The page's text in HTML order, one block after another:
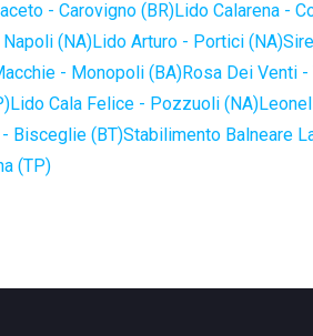
- Carovigno (BR)Lido Calarena -
(NA)Lido Arturo - Portici (NA)
- Monopoli (BA)Rosa Dei Venti
Lido Cala Felice - Pozzuoli (NA)
Bisceglie (BT)Stabilimento Balneare
(TP)